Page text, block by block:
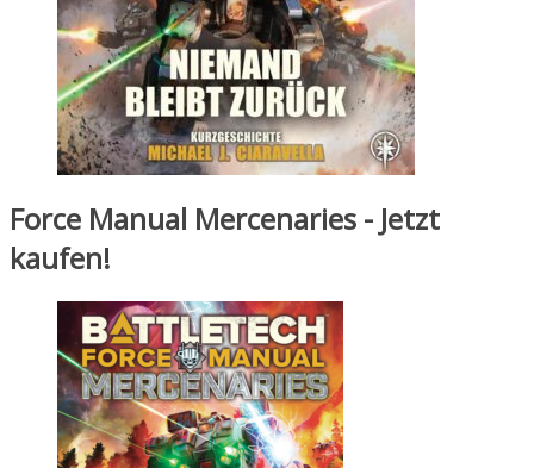
Force Manual Mercenaries - Jetzt
kaufen!